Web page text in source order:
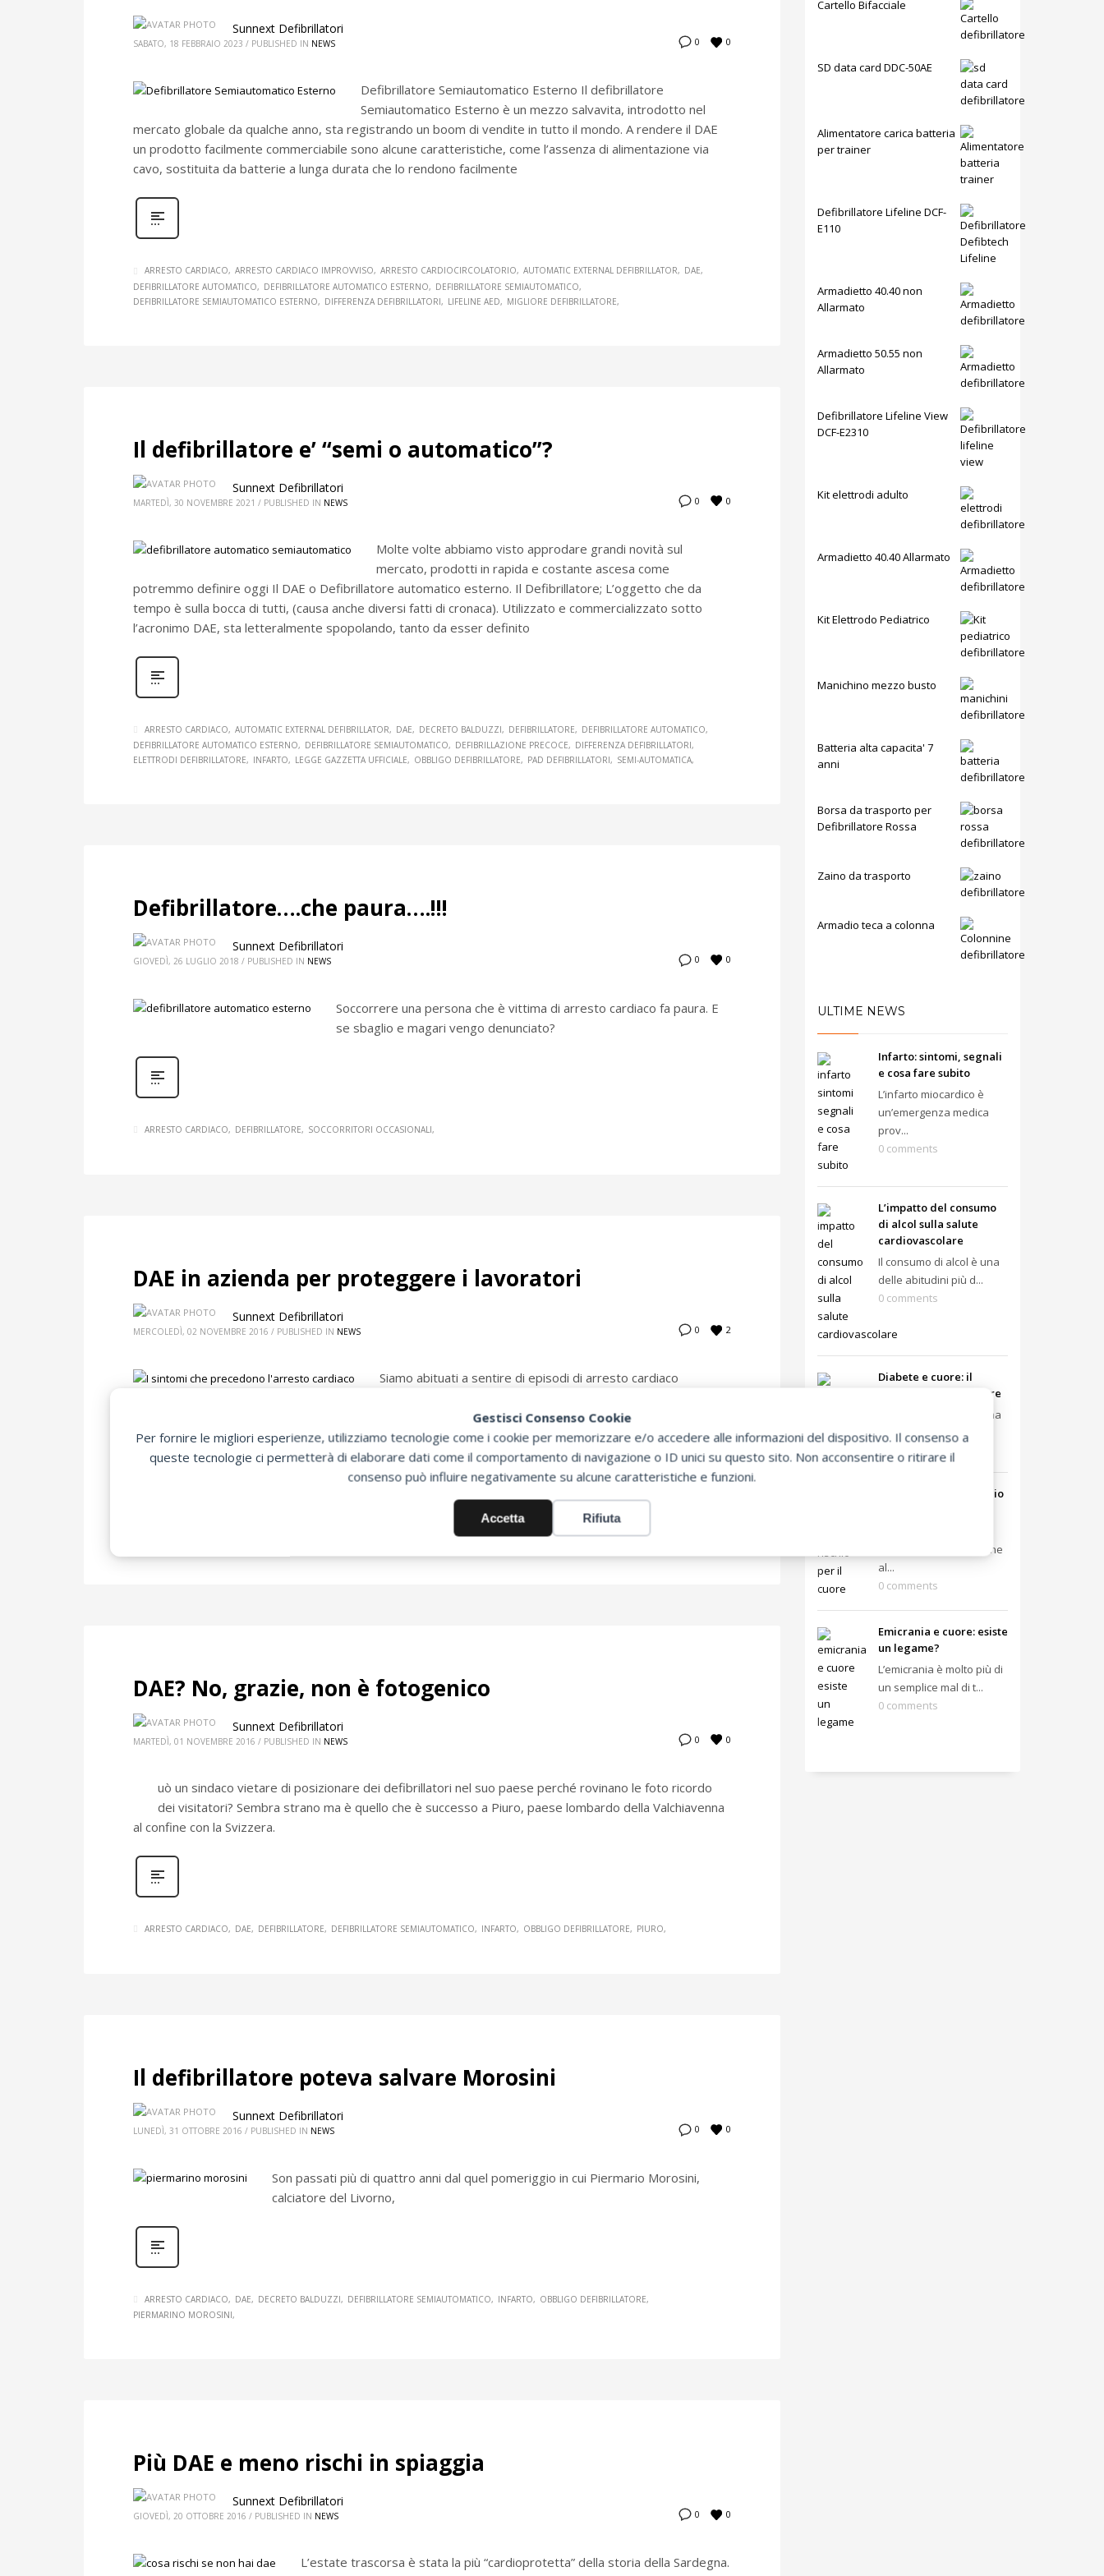
Gestisci Consenso Cookie
Per fornire le migliori esperienze, utilizziamo tecnologie come i cookie per memorizzare e/o accedere alle informazioni del dispositivo. Il consenso a
queste tecnologie ci permetterà di elaborare dati come il comportamento di navigazione o ID unici su questo sito. Non acconsentire o ritirare il
consenso può influire negativamente su alcune caratteristiche e funzioni.
Accetta Rifiuta
0 0
Sunnext Defibrillatori
SABATO, 18 FEBBRAIO 2023 / PUBLISHED IN NEWS
Defibrillatore Semiautomatico Esterno Il defibrillatore
Semiautomatico Esterno è un mezzo salvavita, introdotto nel
mercato globale da qualche anno, sta registrando un boom di vendite in tutto il mondo. A rendere il DAE
un prodotto facilmente commerciabile sono alcune caratteristiche, come l’assenza di alimentazione via
cavo, sostituita da batterie a lunga durata che lo rendono facilmente
ARRESTO CARDIACO ARRESTO CARDIACO IMPROVVISO ARRESTO CARDIOCIRCOLATORIO AUTOMATIC EXTERNAL DEFIBRILLATOR
DAE
DEFIBRILLATORE AUTOMATICO
DEFIBRILLATORE AUTOMATICO ESTERNO
DEFIBRILLATORE SEMIAUTOMATICO
DEFIBRILLATORE SEMIAUTOMATICO ESTERNO
DIFFERENZA DEFIBRILLATORI LIFELINE AED MIGLIORE DEFIBRILLATORE
Il defibrillatore e’ “semi o automatico”?
0 0
Sunnext Defibrillatori
MARTEDÌ, 30 NOVEMBRE 2021 / PUBLISHED IN NEWS
Molte volte abbiamo visto approdare grandi novità sul
mercato, prodotti in rapida e costante ascesa come
potremmo definire oggi Il DAE o Defibrillatore automatico esterno. Il Defibrillatore; L’oggetto che da
tempo è sulla bocca di tutti, (causa anche diversi fatti di cronaca). Utilizzato e commercializzato sotto
l’acronimo DAE, sta letteralmente spopolando, tanto da esser definito
ARRESTO CARDIACO AUTOMATIC EXTERNAL DEFIBRILLATOR DAE DECRETO BALDUZZI DEFIBRILLATORE
DEFIBRILLATORE AUTOMATICO
DEFIBRILLATORE AUTOMATICO ESTERNO
DEFIBRILLATORE SEMIAUTOMATICO DEFIBRILLAZIONE PRECOCE
DIFFERENZA DEFIBRILLATORI
ELETTRODI DEFIBRILLATORE
INFARTO LEGGE GAZZETTA UFFICIALE OBBLIGO DEFIBRILLATORE PAD DEFIBRILLATORI SEMI-AUTOMATICA
Defibrillatore….che paura….!!!
0 0
Sunnext Defibrillatori
GIOVEDÌ, 26 LUGLIO 2018 / PUBLISHED IN NEWS
Soccorrere una persona che è vittima di arresto cardiaco fa paura. E
se sbaglio e magari vengo denunciato?
ARRESTO CARDIACO DEFIBRILLATORE SOCCORRITORI OCCASIONALI
DAE in azienda per proteggere i lavoratori
0 2
Sunnext Defibrillatori
MERCOLEDÌ, 02 NOVEMBRE 2016 / PUBLISHED IN NEWS
Siamo abituati a sentire di episodi di arresto cardiaco
ricettive. I fatti di cronaca ci portano sempre alla realtà e sono già due i casi di malore per blocco del
battito negli ultimi due mesi.
DEFIBRILLATORE SEMIAUTOMATICO INFARTO LAVORO
DAE? No, grazie, non è fotogenico
0 0
Sunnext Defibrillatori
MARTEDÌ, 01 NOVEMBRE 2016 / PUBLISHED IN NEWS
uò un sindaco vietare di posizionare dei defibrillatori nel suo paese perché rovinano le foto ricordo
dei visitatori? Sembra strano ma è quello che è successo a Piuro, paese lombardo della Valchiavenna
al confine con la Svizzera.
ARRESTO CARDIACO DAE DEFIBRILLATORE DEFIBRILLATORE SEMIAUTOMATICO INFARTO OBBLIGO DEFIBRILLATORE PIURO
Il defibrillatore poteva salvare Morosini
0 0
Sunnext Defibrillatori
LUNEDÌ, 31 OTTOBRE 2016 / PUBLISHED IN NEWS
Son passati più di quattro anni dal quel pomeriggio in cui Piermario Morosini,
calciatore del Livorno,
ARRESTO CARDIACO DAE DECRETO BALDUZZI DEFIBRILLATORE SEMIAUTOMATICO INFARTO
OBBLIGO DEFIBRILLATORE
PIERMARINO MOROSINI
Più DAE e meno rischi in spiaggia
0 0
Sunnext Defibrillatori
GIOVEDÌ, 20 OTTOBRE 2016 / PUBLISHED IN NEWS
L’estate trascorsa è stata la più “cardioprotetta” della storia della Sardegna.
Cartello Bifacciale
SD data card DDC-50AE
Alimentatore carica batteria
per trainer
Defibrillatore Lifeline DCF-
E110
Armadietto 40.40 non
Allarmato
Armadietto 50.55 non
Allarmato
Defibrillatore Lifeline View
DCF-E2310
Kit elettrodi adulto
Armadietto 40.40 Allarmato
Kit Elettrodo Pediatrico
Manichino mezzo busto
Batteria alta capacita' 7
anni
Borsa da trasporto per
Defibrillatore Rossa
Zaino da trasporto
Armadio teca a colonna
ULTIME NEWS
Infarto: sintomi, segnali
e cosa fare subito
L’infarto miocardico è
un’emergenza medica
prov...
0 comments
L’impatto del consumo
di alcol sulla salute
cardiovascolare
Il consumo di alcol è una
delle abitudini più d...
0 comments
Diabete e cuore: il
rischio cardiovascolare
Il diabete non è solo una
malattia metabolica: ...
0 comments
Fumo passivo: un rischio
anche come esposizione
al...
0 comments
Emicrania e cuore: esiste
un legame?
L’emicrania è molto più di
un semplice mal di t...
0 comments